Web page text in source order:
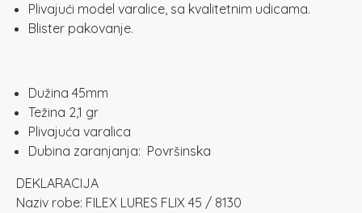
Plivajući model varalice, sa kvalitetnim udicama.
Blister pakovanje.
Dužina 45mm
Težina 2,1 gr
Plivajuća varalica
Dubina zaranjanja: Površinska
DEKLARACIJA
Naziv robe: FILEX LURES FLIX 45 / 8130